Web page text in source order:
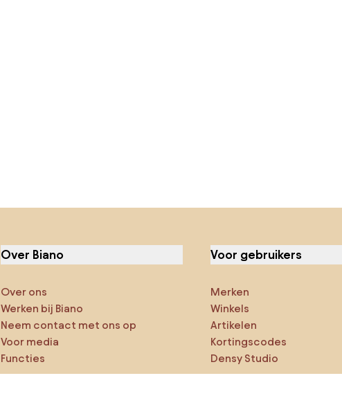
Over Biano
Over ons
Werken bij Biano
Neem contact met ons op
Voor media
Functies
Voor gebruikers
Merken
Winkels
Artikelen
Kortingscodes
Densy Studio